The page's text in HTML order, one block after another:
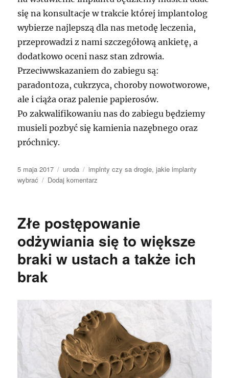
się na konsultacje w trakcie której implantolog
wybierze najlepszą dla nas metodę leczenia,
przeprowadzi z nami szczegółową ankietę, a
dodatkowo oceni nasz stan zdrowia.
Przeciwwskazaniem do zabiegu są:
paradontoza, cukrzyca, choroby nowotworowe,
ale i ciąża oraz palenie papierosów.
Po zakwalifikowaniu nas do zabiegu będziemy
musieli pozbyć się kamienia nazębnego oraz
próchnicy.
Data
publikacji
5 maja 2017 Kategorie
uroda Tagi
implnty czy sa drogie,jakie implanty
wybrać
Dodaj komentarz
oraz
uroczy
uśmieszek
to
Złe postępowanie
odżywiania się to większe
braki w ustach a także ich
brak